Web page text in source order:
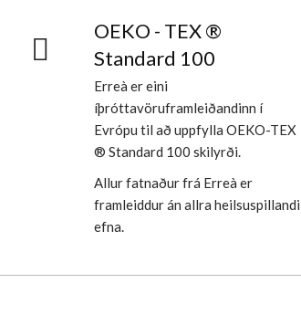
OEKO - TEX ®
Standard 100
Erreà er eini
íþróttavöruframleiðandinn í
Evrópu til að uppfylla OEKO-TEX
® Standard 100 skilyrði.
Allur fatnaður frá Erreà er
framleiddur án allra heilsuspillandi
efna.